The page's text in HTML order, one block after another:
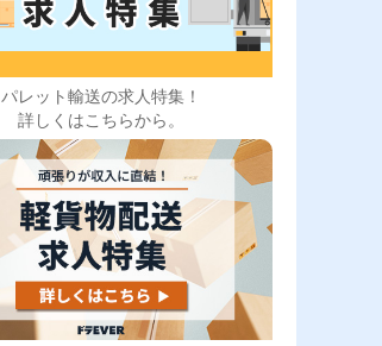
パレット輸送の求人特集！
詳しくはこちらから。